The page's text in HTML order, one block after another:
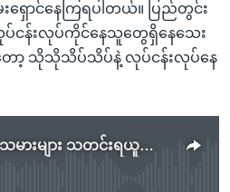
ရှောင်နေကြရပါတယ်။ ပြည်တွင်း
ငန်းလုပ်ကိုင်နေသူတွေရှိနေသေး
ော့ သိုသိုသိပ်သိပ်နဲ့ လုပ်ငန်းလုပ်နေ
မြန်မာပြည်တွင်းသတင်းသမားများ သတင်းရယူရေးခက်ခဲလာ
currently available